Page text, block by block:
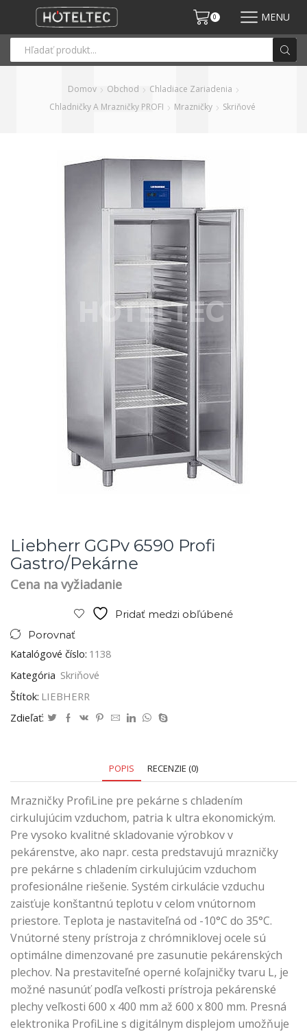
0 MENU
Domov Obchod
Chladiace Zariadenia
Chladničky A Mrazničky PROFI
Mrazničky Skriňové
Liebherr GGPv 6590 Profi
Gastro/pekárne
Cena na vyžiadanie
Pridať medzi obľúbené
Porovnať
Katalógové číslo: 1138
Kategória Skriňové
Štítok: LIEBHERR
Zdieľať:
POPIS RECENZIE (0)
Mrazničky ProfiLine pre pekárne s chladením
cirkulujúcim vzduchom, patria k ultra ekonomickým.
Pre vysoko kvalitné skladovanie výrobkov v
pekárenstve, ako napr. cesta predstavujú mrazničky
pre pekárne s chladením cirkulujúcim vzduchom
profesionálne riešenie. Systém cirkulácie vzduchu
zaisťuje konštantnú teplotu v celom vnútornom
priestore. Teplota je nastaviteľná od -10°C do 35°C.
Vnútorné steny prístroja z chrómniklovej ocele sú
optimálne dimenzované pre zasunutie pekárenských
plechov. Na prestaviteľné operné koľajničky tvaru L, je
možné nasunúť podľa veľkosti prístroja pekárenské
plechy veľkosti 600 x 400 mm až 600 x 800 mm. Presná
elektronika ProfiLine s digitálnym displejom umožňuje